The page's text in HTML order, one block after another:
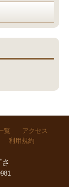
覧
アクセス
利用規約